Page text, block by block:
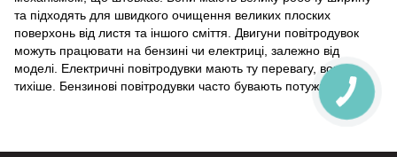
та підходять для швидкого очищення великих плоских
поверхонь від листя та іншого сміття. Двигуни повітродувок
можуть працювати на бензині чи електриці, залежно від
моделі. Електричні повітродувки мають ту перевагу, вони
тихіше. Бензинові повітродувки часто бувають потужними.